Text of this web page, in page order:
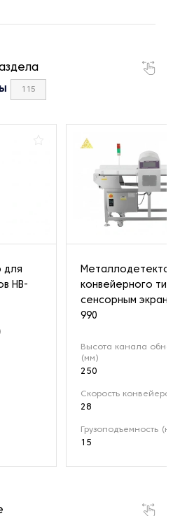
115
для
HB-
Металлодетектор
конвейерного типа
сенсорным
990
Высота канала
(мм)
250
Скорость конвейера
28
Грузоподъемность (кг)
15